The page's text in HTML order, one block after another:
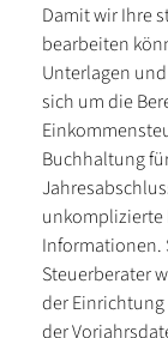
Damit wir Ihre
bearbeiten
Unterlagen
sich um die
Buchhaltung
unkomplizierte
Informationen.
Steuerberater
der
der